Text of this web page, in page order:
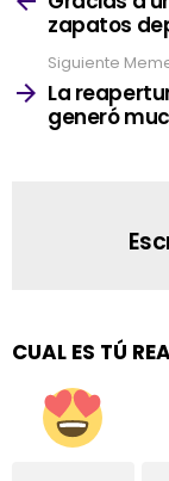
zapatos
Siguiente
La
generó
CUAL ES TÚ